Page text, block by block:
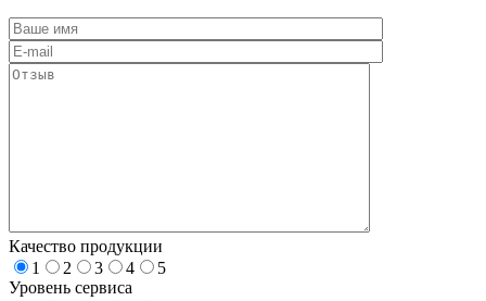
Качество продукции
1
2 3 4
5
Уровень сервиса